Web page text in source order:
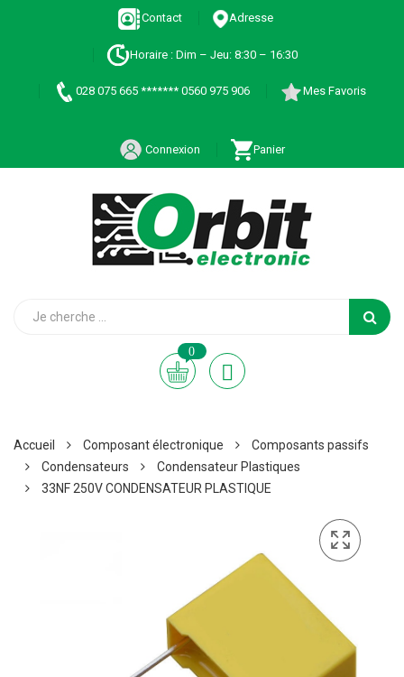
Contact Adresse
Horaire : Dim – Jeu: 8:30 – 16:30
028 075 665 ******* 0560 975 906 Mes Favoris
Connexion Panier
0
Accueil Composant électronique
Composants passifs
Condensateurs
Condensateur Plastiques
33NF 250V CONDENSATEUR PLASTIQUE